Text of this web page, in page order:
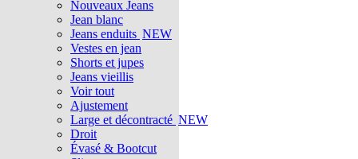
Nouveaux Jeans
Jean blanc
Jeans enduits NEW
Vestes en jean
Shorts et jupes
Jeans vieillis
Voir tout
Ajustement
Large et décontracté NEW
Droit
Évasé & Bootcut